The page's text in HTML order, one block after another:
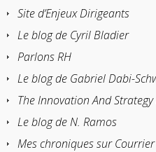
Site d’Enjeux Dirigeants
Le blog de Cyril Bladier
Parlons RH
Le blog de Gabriel Dabi-
The Innovation And
Le blog de N. Ramos
Mes chroniques sur